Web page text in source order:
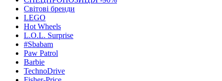
Світові бренди
LEGO
Hot Wheels
L.O.L. Surprise
#Sbabam
Paw Patrol
Barbie
TechnoDrive